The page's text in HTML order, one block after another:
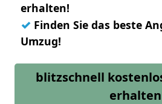
erhalten!
✓ Finden Sie das beste
Umzug!
blitzschnell
erhalten